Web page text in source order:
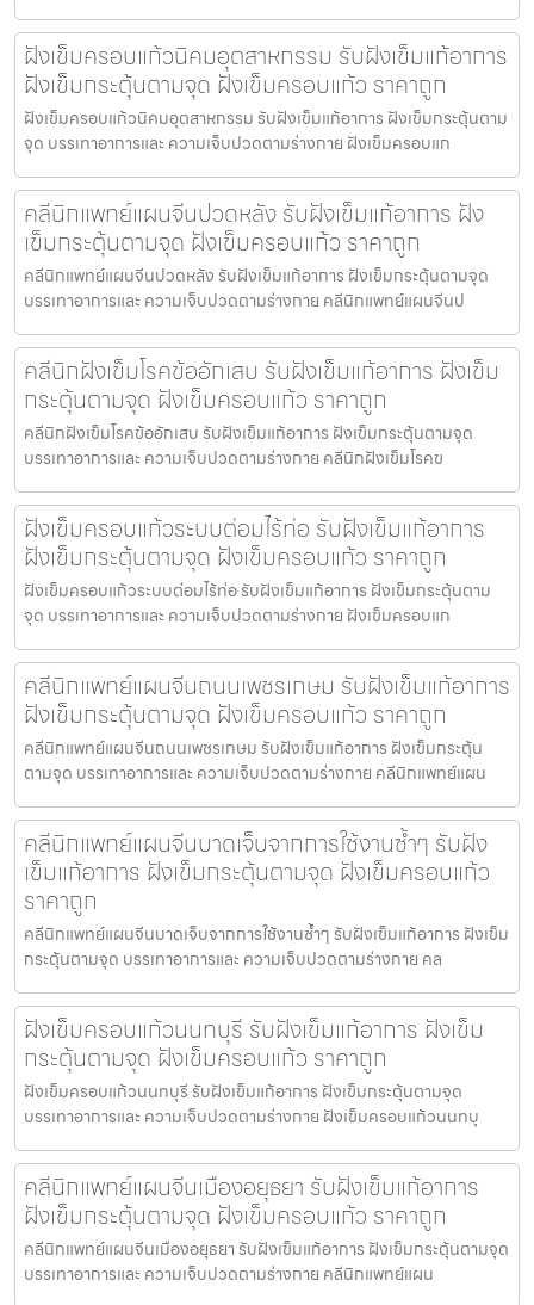
ฝังเข็มครอบแก้วนิคมอุตสาหกรรม รับฝังเข็มแก้อาการ
ฝังเข็มกระตุ้นตามจุด ฝังเข็มครอบแก้ว ราคาถูก
ฝังเข็มครอบแก้วนิคมอุตสาหกรรม รับฝังเข็มแก้อาการ ฝังเข็มกระตุ้นตาม
จุด บรรเทาอาการและ ความเจ็บปวดตามร่างกาย ฝังเข็มครอบแก
คลีนิกแพทย์แผนจีนปวดหลัง รับฝังเข็มแก้อาการ ฝัง
เข็มกระตุ้นตามจุด ฝังเข็มครอบแก้ว ราคาถูก
คลีนิกแพทย์แผนจีนปวดหลัง รับฝังเข็มแก้อาการ ฝังเข็มกระตุ้นตามจุด
บรรเทาอาการและ ความเจ็บปวดตามร่างกาย คลีนิกแพทย์แผนจีนป
คลีนิกฝังเข็มโรคข้ออักเสบ รับฝังเข็มแก้อาการ ฝังเข็ม
กระตุ้นตามจุด ฝังเข็มครอบแก้ว ราคาถูก
คลีนิกฝังเข็มโรคข้ออักเสบ รับฝังเข็มแก้อาการ ฝังเข็มกระตุ้นตามจุด
บรรเทาอาการและ ความเจ็บปวดตามร่างกาย คลีนิกฝังเข็มโรคข
ฝังเข็มครอบแก้วระบบต่อมไร้ท่อ รับฝังเข็มแก้อาการ
ฝังเข็มกระตุ้นตามจุด ฝังเข็มครอบแก้ว ราคาถูก
ฝังเข็มครอบแก้วระบบต่อมไร้ท่อ รับฝังเข็มแก้อาการ ฝังเข็มกระตุ้นตาม
จุด บรรเทาอาการและ ความเจ็บปวดตามร่างกาย ฝังเข็มครอบแก
คลีนิกแพทย์แผนจีนถนนเพชรเกษม รับฝังเข็มแก้อาการ
ฝังเข็มกระตุ้นตามจุด ฝังเข็มครอบแก้ว ราคาถูก
คลีนิกแพทย์แผนจีนถนนเพชรเกษม รับฝังเข็มแก้อาการ ฝังเข็มกระตุ้น
ตามจุด บรรเทาอาการและ ความเจ็บปวดตามร่างกาย คลีนิกแพทย์แผน
คลีนิกแพทย์แผนจีนบาดเจ็บจากการใช้งานซ้ำๆ รับฝัง
เข็มแก้อาการ ฝังเข็มกระตุ้นตามจุด ฝังเข็มครอบแก้ว
ราคาถูก
คลีนิกแพทย์แผนจีนบาดเจ็บจากการใช้งานซ้ำๆ รับฝังเข็มแก้อาการ ฝังเข็ม
กระตุ้นตามจุด บรรเทาอาการและ ความเจ็บปวดตามร่างกาย คล
ฝังเข็มครอบแก้วนนทบุรี รับฝังเข็มแก้อาการ ฝังเข็ม
กระตุ้นตามจุด ฝังเข็มครอบแก้ว ราคาถูก
ฝังเข็มครอบแก้วนนทบุรี รับฝังเข็มแก้อาการ ฝังเข็มกระตุ้นตามจุด
บรรเทาอาการและ ความเจ็บปวดตามร่างกาย ฝังเข็มครอบแก้วนนทบุ
คลีนิกแพทย์แผนจีนเมืองอยุธยา รับฝังเข็มแก้อาการ
ฝังเข็มกระตุ้นตามจุด ฝังเข็มครอบแก้ว ราคาถูก
คลีนิกแพทย์แผนจีนเมืองอยุธยา รับฝังเข็มแก้อาการ ฝังเข็มกระตุ้นตามจุด
บรรเทาอาการและ ความเจ็บปวดตามร่างกาย คลีนิกแพทย์แผน